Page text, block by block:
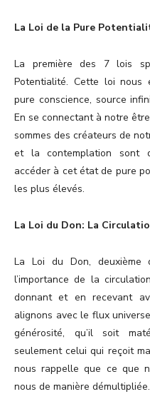
La Loi de la Pure
La première des 7 lois
Potentialité. Cette loi nous
pure conscience, source
En se connectant à notre
sommes des créateurs de
et la contemplation sont
accéder à cet état de pure
les plus élevés.
La Loi du Don: La
La Loi du Don, deuxième
l’importance de la
donnant et en recevant
alignons avec le flux
générosité, qu’il soit
seulement celui qui reçoit
nous rappelle que ce que
nous de manière démultipliée.